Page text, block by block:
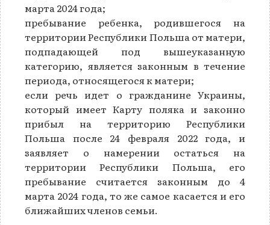
марта 2024 года;
пребывание ребенка, родившегося на
территории Республики Польша от матери,
подпадающей под вышеуказанную
категорию, является законным в течение
периода, относящегося к матери;
если речь идет о гражданине Украины,
который имеет Карту поляка и законно
прибыл на территорию Республики
Польша после 24 февраля 2022 года, и
заявляет о намерении остаться на
территории Республики Польша, его
пребывание считается законным до 4
марта 2024 года, то же самое касается и его
ближайших членов семьи.